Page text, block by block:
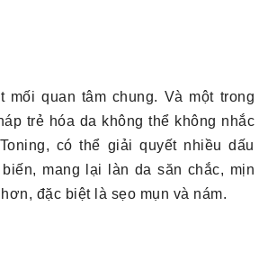
mối quan tâm chung. Và một trong
trẻ hóa da không thể không nhắc
có thể giải quyết nhiều dấu
mang lại làn da săn chắc, mịn
đặc biệt là sẹo mụn và nám.